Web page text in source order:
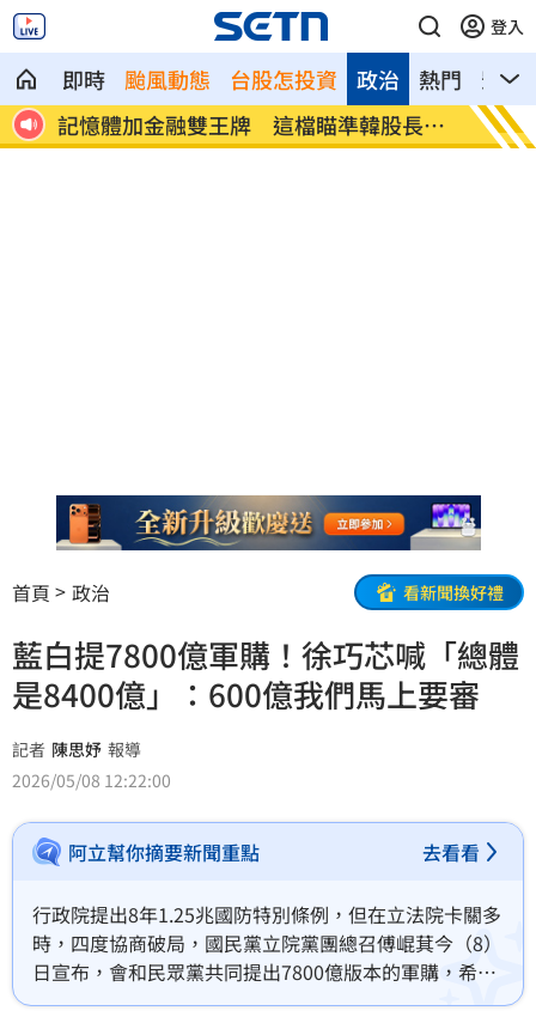
登入
即時 颱風動態 台股怎投資 熱門 影音
政治
記憶體加金融雙王牌 這檔瞄準韓股長
牛！
台中
首頁 政治 看新聞換好禮
藍白提7800億軍購！徐巧芯喊「總體
是8400億」：600億我們馬上要審
記者 陳思妤 報導
2026/05/08 12:22:00
阿立幫你摘要新聞重點 去看看
行政院提出8年1.25兆國防特別條例，但在立法院卡關多
時，四度協商破局，國民黨立院黨團總召傅崐萁今（8）
日宣布，會和民眾黨共同提出7800億版本的軍購，希望
今天能三讀通過。面對媒體追問這數字是否符合美方期